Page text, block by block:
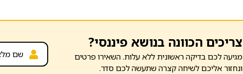
צריכים הכוונה בנושא פיננסי?
מגיעה לכם בדיקה ראשונית ללא עלות. השאירו פרטים
ונחזור אליכם לשיחה קצרה שתעשה לכם סדר.